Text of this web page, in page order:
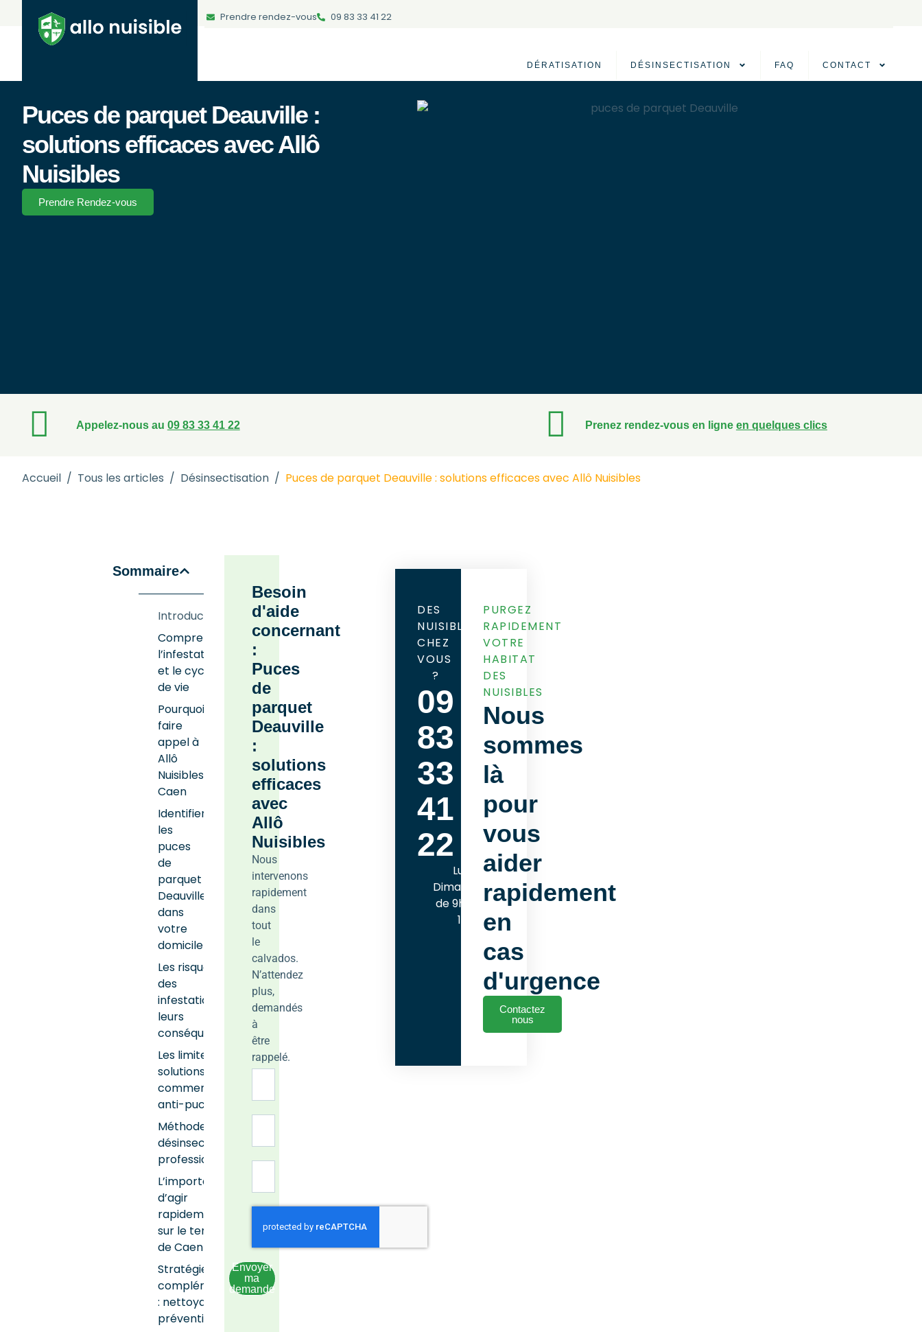
Prendre rendez-vous 09 83 33 41 22
DÉRATISATION DÉSINSECTISATION FAQ CONTACT
Puces de parquet Deauville :
solutions efficaces avec Allô
Nuisibles
Prendre Rendez-vous
Appelez-nous au 09 83 33 41 22 Prenez rendez-vous en ligne en quelques clics
Accueil / Tous les articles / Désinsectisation / Puces de parquet Deauville : solutions efficaces avec Allô Nuisibles
Sommaire
Introduction
Comprendre
l’infestation
et le cycle
de vie
Pourquoi
faire
appel à
Allô
Nuisibles
Caen
Identifier
les
puces
de
parquet
Deauville
dans
votre
domicile
Les risques
des
infestations et
leurs
conséquences
Les limites des
solutions
commerciales
anti-puces
Méthodes de
désinsectisation
professionnelles
L’importance
d’agir
rapidement
sur le terrain
de Caen
Stratégies
complémentaires
: nettoyage et
prévention
Besoin
d'aide
concernant
:
Puces
de
parquet
Deauville
:
solutions
efficaces
avec
Allô
Nuisibles
Nous
intervenons
rapidement
dans
tout
le
calvados.
N’attendez
plus,
demandés
à
être
rappelé.
Envoyer
ma
demande
DES
NUISIBLES
CHEZ
VOUS
?
09
83
33
41
22
Lundi -
Dimanche
de 9h00 à
18h00
PURGEZ
RAPIDEMENT
VOTRE
HABITAT
DES
NUISIBLES
Nous
sommes
là
pour
vous
aider
rapidement
en
cas
d'urgence
Contactez
nous